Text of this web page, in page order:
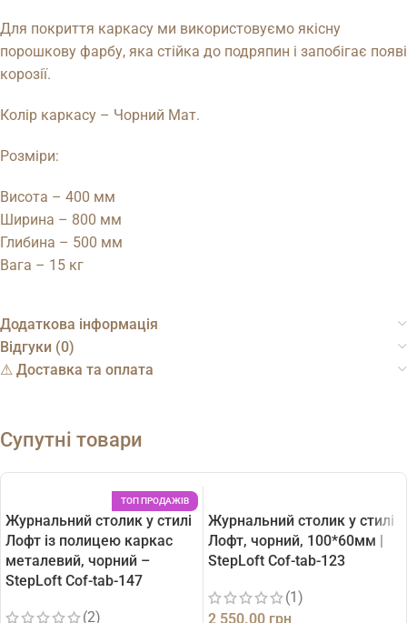
Для покриття каркасу ми використовуємо якісну
порошкову фарбу, яка стійка до подряпин і запобігає появі
корозії.
Колір каркасу – Чорний Мат.
Розміри:
Висота – 400 мм
Ширина – 800 мм
Глибина – 500 мм
Вага – 15 кг
Додаткова інформація
Відгуки (0)
⚠︎ Доставка та оплата
Супутні товари
ТОП ПРОДАЖІВ
Журнальний столик у стилі
Лофт із полицею каркас
металевий, чорний –
StepLoft Cof-tab-147
(2)
Журнальний столик у стилі
Лофт, чорний, 100*60мм |
StepLoft Cof-tab-123
(1)
2 550.00 грн